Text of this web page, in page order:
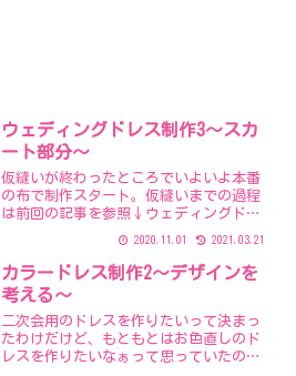
ウェディングドレス制作3～スカ
ート部分～
仮縫いが終わったところでいよいよ本番
の布で制作スタート。仮縫いまでの過程
は前回の記事を参照↓ウェディングドレ
トはブライダルサテンを使って、裾にレ
ースを重ねる予定。と、ここで前回の仮
縫いで生じた問題が。。...
2020.11.01 2021.03.21
カラードレス制作2～デザインを
考える～
二次会用のドレスを作りたいって決まっ
たわけだけど、もともとはお色直しのド
レスを作りたいなぁって思っていたのが